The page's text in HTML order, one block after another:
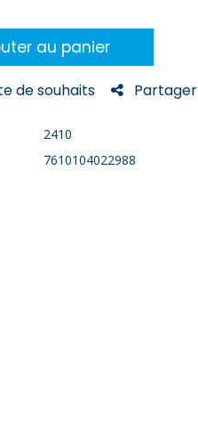
au panier
de souhaits Partager
2410
7610104022988